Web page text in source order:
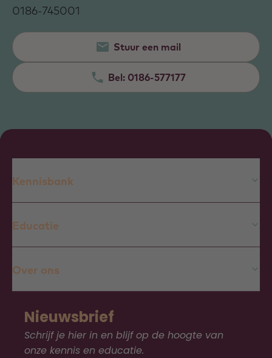
0186-745001
Stuur een mail
Bel: 0186-577177
Kennisbank
Educatie
Over ons
Nieuwsbrief
Schrijf je hier in en blijf op de hoogte van
onze kennis en educatie.